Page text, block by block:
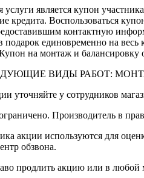
услуги является купон
кредита. Воспользоваться
контактную
подарок единовременно на
на монтаж и
ВИДЫ РАБОТ:
уточняйте у сотрудников
Производитель в
акции используются для
обзвона.
продлить акцию или в любой